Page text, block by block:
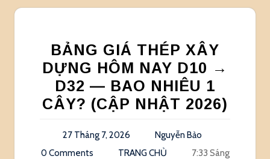
BẢNG GIÁ THÉP XÂY
DỰNG HÔM NAY D10 →
D32 — BAO NHIÊU 1
CÂY? (CẬP NHẬT 2026)
27 Tháng 7, 2026
Nguyễn Bảo
0 Comments
TRANG CHỦ 7:33 Sáng